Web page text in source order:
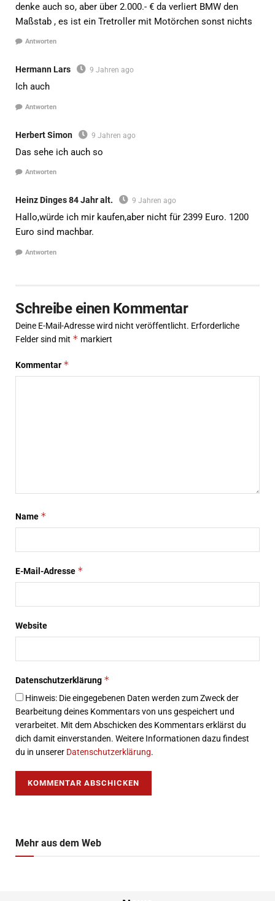
denke auch so, aber über 2.000.- € da verliert BMW den
Maßstab , es ist ein Tretroller mit Motörchen sonst nichts
Antworten
Hermann Lars 9 Jahren ago
Ich auch
Antworten
Herbert Simon 9 Jahren ago
Das sehe ich auch so
Antworten
Heinz Dinges 84 Jahr alt. 9 Jahren ago
Hallo,würde ich mir kaufen,aber nicht für 2399 Euro. 1200
Euro sind machbar.
Antworten
Schreibe einen Kommentar
Deine E-Mail-Adresse wird nicht veröffentlicht. Erforderliche
Felder sind mit * markiert
Kommentar *
Name *
E-Mail-Adresse *
Website
Datenschutzerklärung *
Hinweis: Die eingegebenen Daten werden zum Zweck der
Bearbeitung deines Kommentars von uns gespeichert und
verarbeitet. Mit dem Abschicken des Kommentars erklärst du
dich damit einverstanden. Weitere Informationen dazu findest
du in unserer Datenschutzerklärung.
Mehr aus dem Web